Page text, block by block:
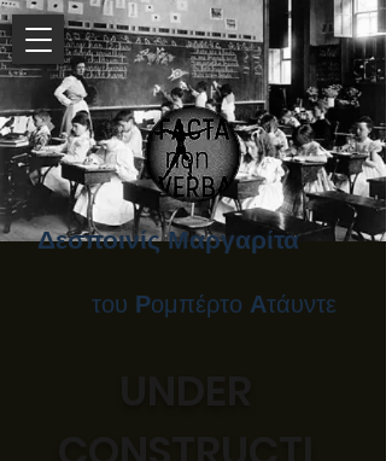
Δεσποινίς Μαργαρίτα
του Ρομπέρτο Ατάυντε